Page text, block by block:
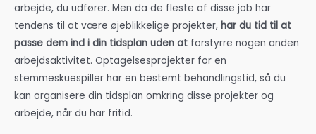
arbejde, du udfører. Men da de fleste af disse job har
tendens til at være øjeblikkelige projekter, har du tid til at
passe dem ind i din tidsplan uden at forstyrre nogen anden
arbejdsaktivitet. Optagelsesprojekter for en
stemmeskuespiller har en bestemt behandlingstid, så du
kan organisere din tidsplan omkring disse projekter og
arbejde, når du har fritid.